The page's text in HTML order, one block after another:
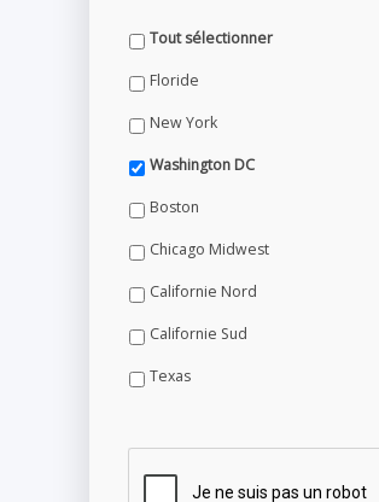
Tout sélectionner
Floride
New York
Washington DC
Boston
Chicago Midwest
Californie Nord
Californie Sud
Texas